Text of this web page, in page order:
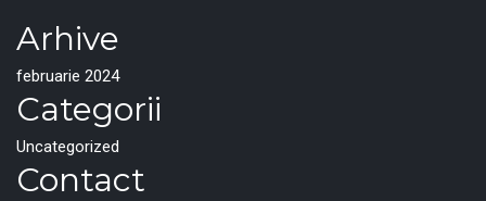
Arhive
februarie 2024
Categorii
Uncategorized
Contact